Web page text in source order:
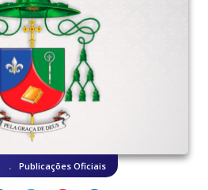
. Publicações Oficiais